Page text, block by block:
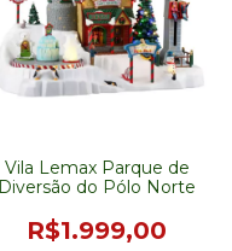
Vila Lemax Parque de
Diversão do Pólo Norte
R$1.999,00